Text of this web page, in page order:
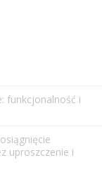
funkcjonalność i
uproszczenie i